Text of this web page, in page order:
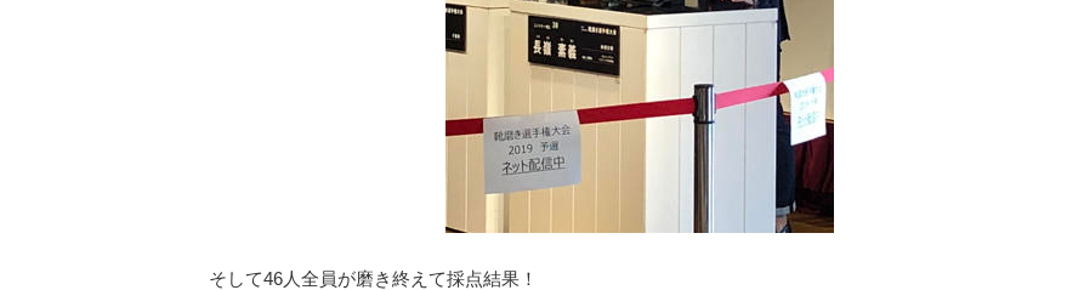
そして46人全員が磨き終えて採点結果！